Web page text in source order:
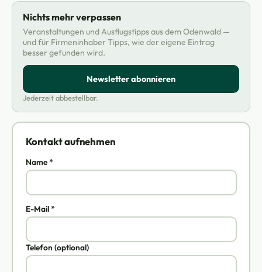
Kontakt aufnehmen
Name *
E-Mail *
Telefon (optional)
Nichts mehr verpassen
Veranstaltungen und Ausflugstipps aus dem Odenwald —
und für Firmeninhaber Tipps, wie der eigene Eintrag
besser gefunden wird.
Newsletter abonnieren
Jederzeit abbestellbar.